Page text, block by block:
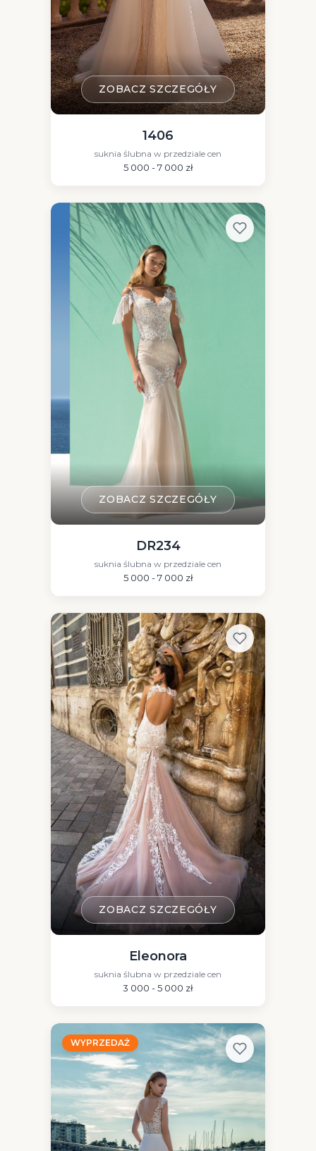
ZOBACZ SZCZEGÓŁY
1406
suknia ślubna w przedziale cen
5 000 - 7 000 zł
ZOBACZ SZCZEGÓŁY
DR234
suknia ślubna w przedziale cen
5 000 - 7 000 zł
ZOBACZ SZCZEGÓŁY
Eleonora
suknia ślubna w przedziale cen
3 000 - 5 000 zł
WYPRZEDAŻ